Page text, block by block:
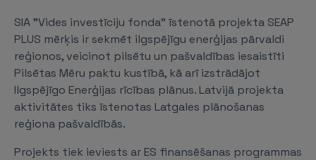
SIA "Vides investīciju fonda” īstenotā projekta SEAP
PLUS mērķis ir sekmēt ilgspējīgu enerģijas pārvaldi
reģionos, veicinot pilsētu un pašvaldības iesaistīti
Pilsētas Mēru paktu kustībā, kā arī izstrādājot
Ilgspējīgo Enerģijas rīcības plānus. Latvijā projekta
aktivitātes tiks īstenotas Latgales plānošanas
reģiona pašvaldībās.
Projekts tiek ieviests ar ES finansēšanas programmas